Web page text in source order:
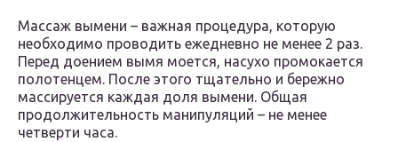
Массаж вымени – важная процедура, которую
необходимо проводить ежедневно не менее 2 раз.
Перед доением вымя моется, насухо промокается
полотенцем. После этого тщательно и бережно
массируется каждая доля вымени. Общая
продолжительность манипуляций – не менее
четверти часа.